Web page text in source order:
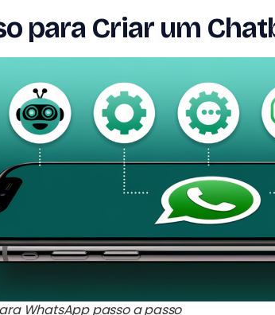
para Criar um
WhatsApp passo a passo